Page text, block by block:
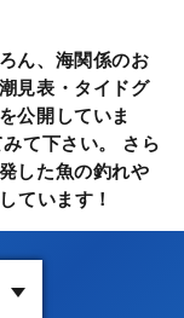
ん、海関係のお
見表・タイドグ
公開していま
て下さい。 さら
した魚の釣れや
ています！